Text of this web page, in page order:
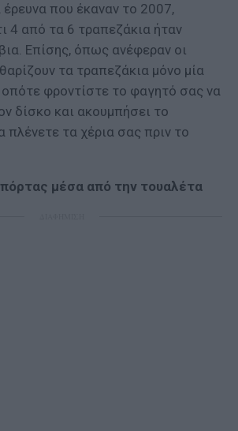
που έκαναν το 2007,
4 από τα 6 τραπεζάκια ήταν
Επίσης, όπως ανέφεραν οι
τα τραπεζάκια μόνο μία
φροντίστε το φαγητό σας να
δίσκο και ακουμπήσει το
πλένετε τα χέρια σας πριν το
μέσα από την τουαλέτα